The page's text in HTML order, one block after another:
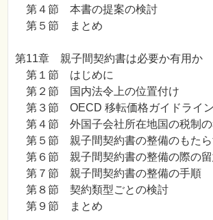
第４節 本書の提案の検討
第５節 まとめ
第11章 親子間契約書は必要か有用か
第１節 はじめに
第２節 国内法令上の位置付け
第３節 OECD 移転価格ガイドライ
第４節 外国子会社所在地国の税制の
第５節 親子間契約書の整備のもたら
第６節 親子間契約書の整備の際の留
第７節 親子間契約書の整備の手順
第８節 契約類型ごとの検討
第９節 まとめ